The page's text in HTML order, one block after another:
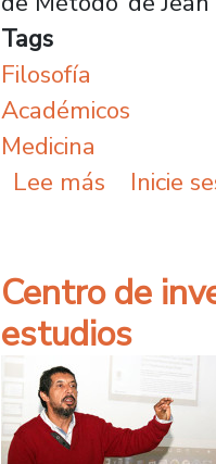
Tags
Filosofía
Académicos
Medicina
Lee más sobre
Inicie
Centro de
estudios